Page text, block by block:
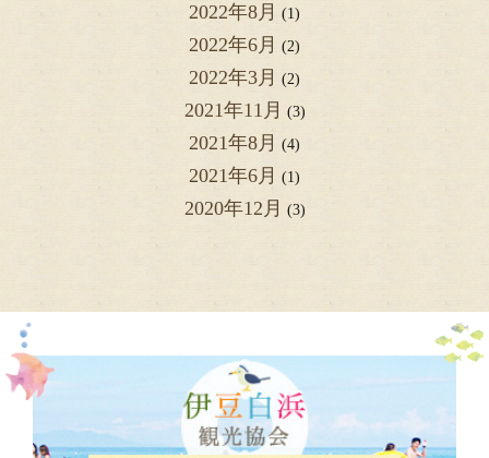
2022年8月 (1)
2022年6月 (2)
2022年3月 (2)
2021年11月 (3)
2021年8月 (4)
2021年6月 (1)
2020年12月 (3)
2019年7月(2)
2019年1月(1)
2018年12月(1)
2018年9月(2)